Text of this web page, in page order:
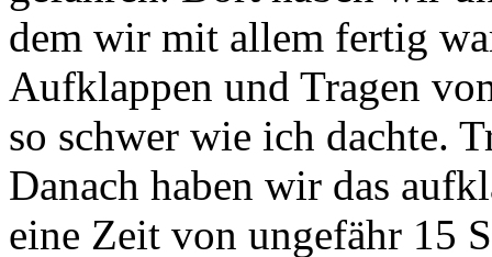
dem wir mit allem fertig
Aufklappen und Tragen
so schwer wie ich dachte.
Danach haben wir das
eine Zeit von ungefähr 15